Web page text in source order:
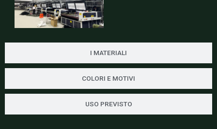
I MATERIALI
COLORI E MOTIVI
USO PREVISTO